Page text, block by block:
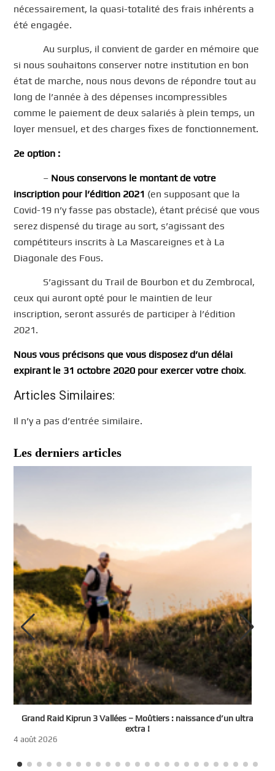
nécessairement, la quasi-totalité des frais inhérents a
été engagée.
Au surplus, il convient de garder en mémoire que
si nous souhaitons conserver notre institution en bon
état de marche, nous nous devons de répondre tout au
long de l’année à des dépenses incompressibles
comme le paiement de deux salariés à plein temps, un
loyer mensuel, et des charges fixes de fonctionnement.
2e option :
– Nous conservons le montant de votre
inscription pour l’édition 2021 (en supposant que la
Covid-19 n’y fasse pas obstacle), étant précisé que vous
serez dispensé du tirage au sort, s’agissant des
compétiteurs inscrits à La Mascareignes et à La
Diagonale des Fous.
S’agissant du Trail de Bourbon et du Zembrocal,
ceux qui auront opté pour le maintien de leur
inscription, seront assurés de participer à l’édition
2021.
Nous vous précisons que vous disposez d’un délai
expirant le 31 octobre 2020 pour exercer votre choix.
Articles Similaires:
Il n’y a pas d’entrée similaire.
Les derniers articles
Grand Raid Kiprun 3 Vallées – Moûtiers : naissance d’un ultra
extra !
4 août 2026